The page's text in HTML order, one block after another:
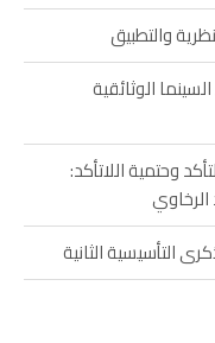
والتطبيق
الوثائقية
وحتمية اللاتأكد:
التأسيسية الثانية